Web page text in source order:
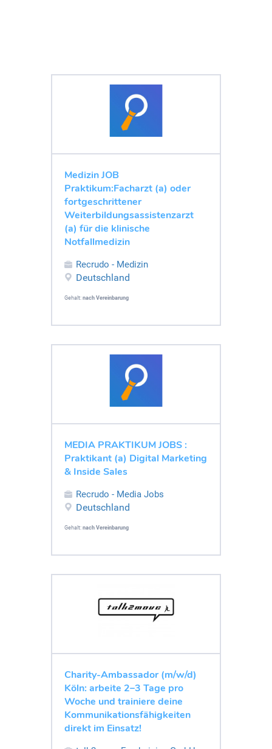
Medizin JOB
Praktikum:Facharzt (a) oder
fortgeschrittener
Weiterbildungsassistenzarzt
(a) für die klinische
Notfallmedizin
Recrudo - Medizin
Deutschland
Gehalt: nach Vereinbarung
MEDIA PRAKTIKUM JOBS :
Praktikant (a) Digital Marketing
& Inside Sales
Recrudo - Media Jobs
Deutschland
Gehalt: nach Vereinbarung
Charity-Ambassador (m/w/d)
Köln: arbeite 2–3 Tage pro
Woche und trainiere deine
Kommunikationsfähigkeiten
direkt im Einsatz!